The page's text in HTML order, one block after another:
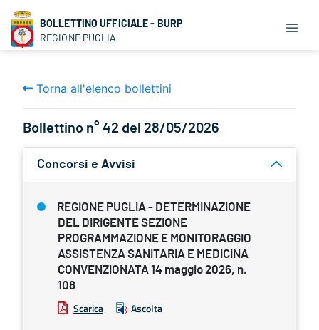
BOLLETTINO UFFICIALE - BURP
REGIONE PUGLIA
Torna all'elenco bollettini
Bollettino n° 42 del 28/05/2026
Concorsi e Avvisi
REGIONE PUGLIA - DETERMINAZIONE
DEL DIRIGENTE SEZIONE
PROGRAMMAZIONE E MONITORAGGIO
ASSISTENZA SANITARIA E MEDICINA
CONVENZIONATA 14 maggio 2026, n.
108
Scarica Ascolta